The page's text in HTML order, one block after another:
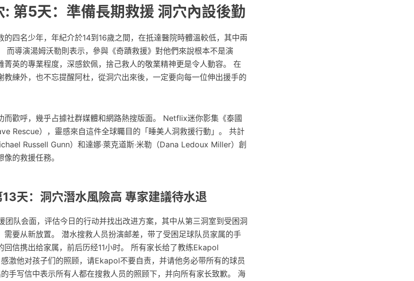
: 第5天：準備長期救援 洞穴內設後勤
的四名少年，年紀介於14到16歲之間，在抵達醫院時體溫較低，其中兩
而導演湯姆沃勒則表示，參與《奇蹟救援》對他們來說根本不是演
菁英的專業程度，深感欽佩，捨己救人的敬業精神更是令人動容。 在
教練外，也不忘提醒阿杜，從洞穴出來後，一定要向每一位伸出援手的
而歡呼，幾乎占據社群媒體和網路熱搜版面。 Netflix迷你影集《泰國
Rescue），靈感來自這件全球矚目的「睡美人洞救援行動」。 共計
Russell Gunn）和達娜‧萊克道斯‧米勒（Dana Ledoux Miller）創
的救援任務。
天：洞穴潛水風險高 專家建議待水退
队会面，评估今日的行动并找出改进方案，其中从第三洞室到受困洞
需要从新放置。 潜水搜救人员扮演邮差，带了受困足球队员家属的手
回信携出给家属，前后历经11小时。 所有家长给了教练Ekapol
激他对孩子们的照顾，请Ekapol不要自责，并请他务必带所有的球员
手写信中表示所有人都在搜救人员的照顾下，并向所有家长致歉。 海